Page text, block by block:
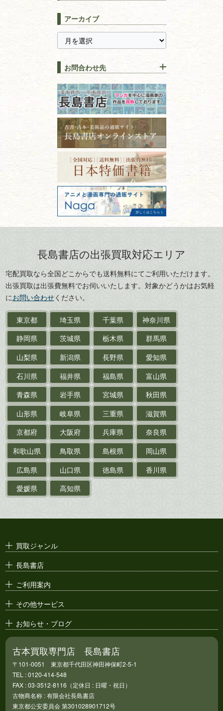
スピリチュアル・ 精神世界
全集・
趣味・教養
書道
拓本・法帖・碑帖
篆刻・印譜
書道具
美術書・アート本・
デザイン本
カメラ・撮影術
版画・リトグラフ・
刀剣・鎧・甲冑
武道書・武術書
近代文学・
サイン色紙
作家草稿・原稿・肉筆物
探偵小説・推理小説
乗物
鉄道・
電車・バス
戦前・戦中の紙物・資料
絵葉書
支那・満洲・朝鮮・
台湾関係古資料
ポスター・チラシ・
宅配買取は古本を送るだけ！
長島書店の便利な買取サービ
ス
【持ち込み買取】店頭で簡単
に古本を売るメリットとは？
上手な売り方のコツを解説
古本の保管方法と劣化する原
因！適切な管理で長持ちさせ
るコツ
古本は汚れていると買取でき
ない？適切な保管方法とクリ
ーニング！
ISBNコードとは？書籍の識別
番号の意味と役割を解説
価値ある古書を売るポイント
と注意点
千葉県
神奈川県
静岡県
山梨県
新潟県
長野県
愛知県
石川県
福井県
福島県
富山県
青森県
岩手県
宮城県
秋田県
山形県
岐阜県
三重県
滋賀県
京都府
大阪府
兵庫県
奈良県
島根県
岡山県
徳島県
香川県
愛媛県
アーカイブ
お問合わせ先
古本買取専門店 長島書店
〒101-0051
東京都千代田区神田神保町2-5-1
フリーダイヤル：0120-414-548
電話：03-3512-8115
FAX：03-3512-8116
古物商許可：東京都公安委員会 第
301028901712号
古物商名称：有限会社長島書店
長島書店の出張買取対応エリア
宅配買取なら全国どこからでも送料無料にてご利用いただけます。
出張買取は出張費無料でお伺いいたします。対象かどうかはお気軽
にお問い合わせください。
東京都 埼玉県 千葉県
神奈川県
静岡県
茨城県 栃木県
群馬県
山梨県
新潟県 長野県
愛知県
石川県
福井県 福島県
富山県
青森県
岩手県 宮城県
秋田県
山形県
岐阜県 三重県
滋賀県
京都府
大阪府 兵庫県
奈良県
和歌山県
鳥取県 島根県
岡山県
広島県
山口県 徳島県
香川県
愛媛県
高知県
買取ジャンル
長島書店
ご利用案内
その他サービス
お知らせ・ブログ
古本買取専門店 長島書店
〒101-0051 東京都千代田区神田神保町2-5-1
TEL : 0120-414-548
FAX : 03-3512-8116（定休日 : 日曜・祝日）
古物商名称 : 有限会社長島書店
東京都公安委員会 第301028901712号